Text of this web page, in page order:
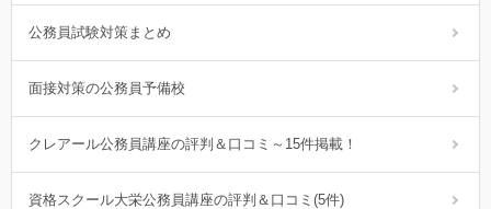
公務員試験対策まとめ
面接対策の公務員予備校
クレアール公務員講座の評判＆口コミ～15件掲載！
資格スクール大栄公務員講座の評判＆口コミ(5件)